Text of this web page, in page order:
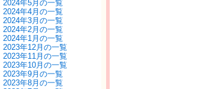
2024年5月の一覧
2024年4月の一覧
2024年3月の一覧
2024年2月の一覧
2024年1月の一覧
2023年12月の一覧
2023年11月の一覧
2023年10月の一覧
2023年9月の一覧
2023年8月の一覧